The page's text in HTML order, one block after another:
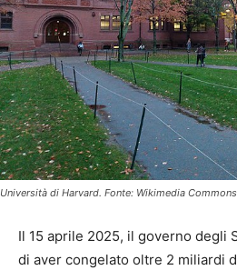
Università di Harvard. Fonte: Wikimedia
Il 15 aprile 2025, il governo degli
di aver congelato oltre 2 miliardi